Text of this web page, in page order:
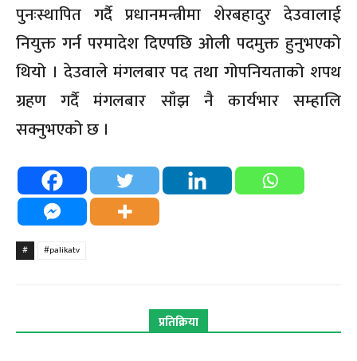
पुनःस्थापित गर्दै प्रधानमन्त्रीमा शेरबहादुर देउवालाई
नियुक्त गर्न परमादेश दिएपछि ओली पदमुक्त हुनुभएको
थियो । देउवाले मंगलबार पद तथा गोपनियताको शपथ
ग्रहण गर्दै मंगलबार साँझ नै कार्यभार सम्हालि
सक्नुभएको छ ।
# #palikatv
प्रतिक्रिया